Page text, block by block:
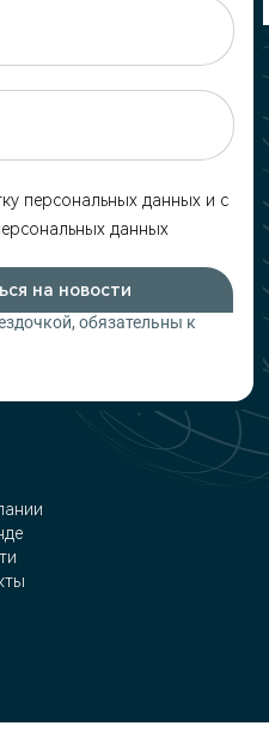
персональных данных и c
данных
на новости
обязательны к